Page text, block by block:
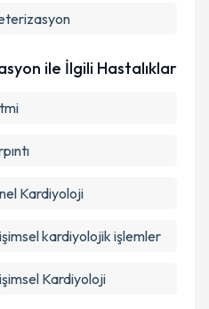
ile İlgili Hastalıklar
Kardiyoloji
kardiyolojik işlemler
Kardiyoloji